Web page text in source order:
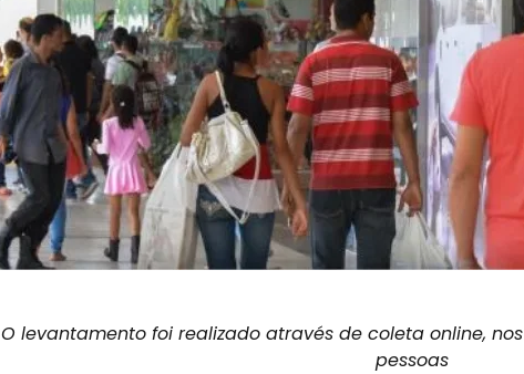
O levantamento foi realizado através de coleta online,
pessoas